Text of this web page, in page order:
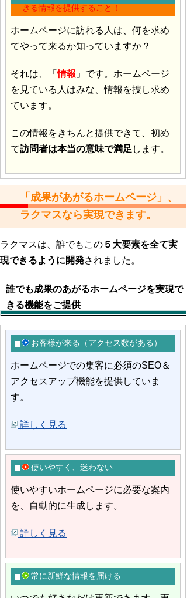
きる情報を提供すること！
ホームページに訪れる人は、何を求め
てやって来るか知っていますか？
それは、「情報 」です。ホームページ
を見ている人はみな、情報を捜し求め
ています。
この情報をきちんと提供できて、初め
て訪問者は本当の意味で満足 します。
「成果があがるホームページ」、
ラクマスなら実現できます。
ラクマスは、誰でもこの ５大要素を全て実
現できるように開発されました。
誰でも成果のあがるホームページを実現で
きる機能をご提供
お客様が来る（アクセス数がある）
ホームページでの集客に必須のSEO＆
アクセスアップ機能を提供していま
す。
詳しく見る
使いやすく、迷わない
使いやすいホームページに必要な案内
を、自動的に生成します。
詳しく見る
常に新鮮な情報を届ける